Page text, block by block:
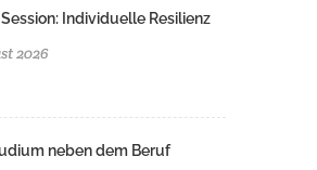
Individuelle Resilienz
2026
neben dem Beruf